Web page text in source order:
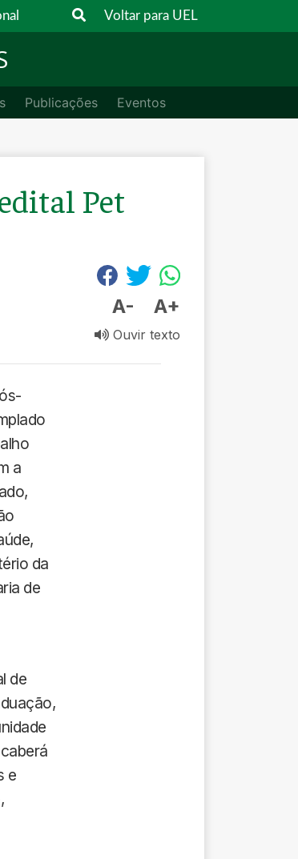
Voltar para UEL
Publicações Eventos
Pet
A- A+
Ouvir texto
a
da
de
de
e